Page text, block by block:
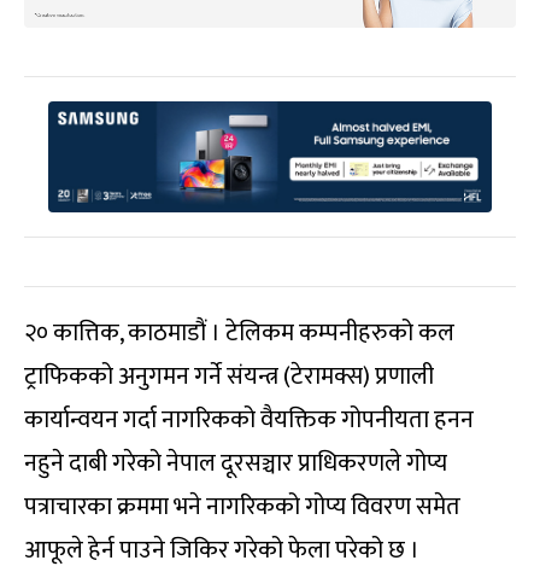
२० कात्तिक, काठमाडौं । टेलिकम कम्पनीहरुको कल
ट्राफिकको अनुगमन गर्ने संयन्त्र (टेरामक्स) प्रणाली
कार्यान्वयन गर्दा नागरिकको वैयक्तिक गोपनीयता हनन
नहुने दाबी गरेको नेपाल दूरसञ्चार प्राधिकरणले गोप्य
पत्राचारका क्रममा भने नागरिकको गोप्य विवरण समेत
आफूले हेर्न पाउने जिकिर गरेको फेला परेको छ ।